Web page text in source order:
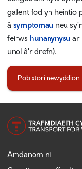
gallent fod yn heintio
â symptomau neu
feirws hunanynysu ar
unol â'r drefn).
Pob stori newyddion
Amdanom ni